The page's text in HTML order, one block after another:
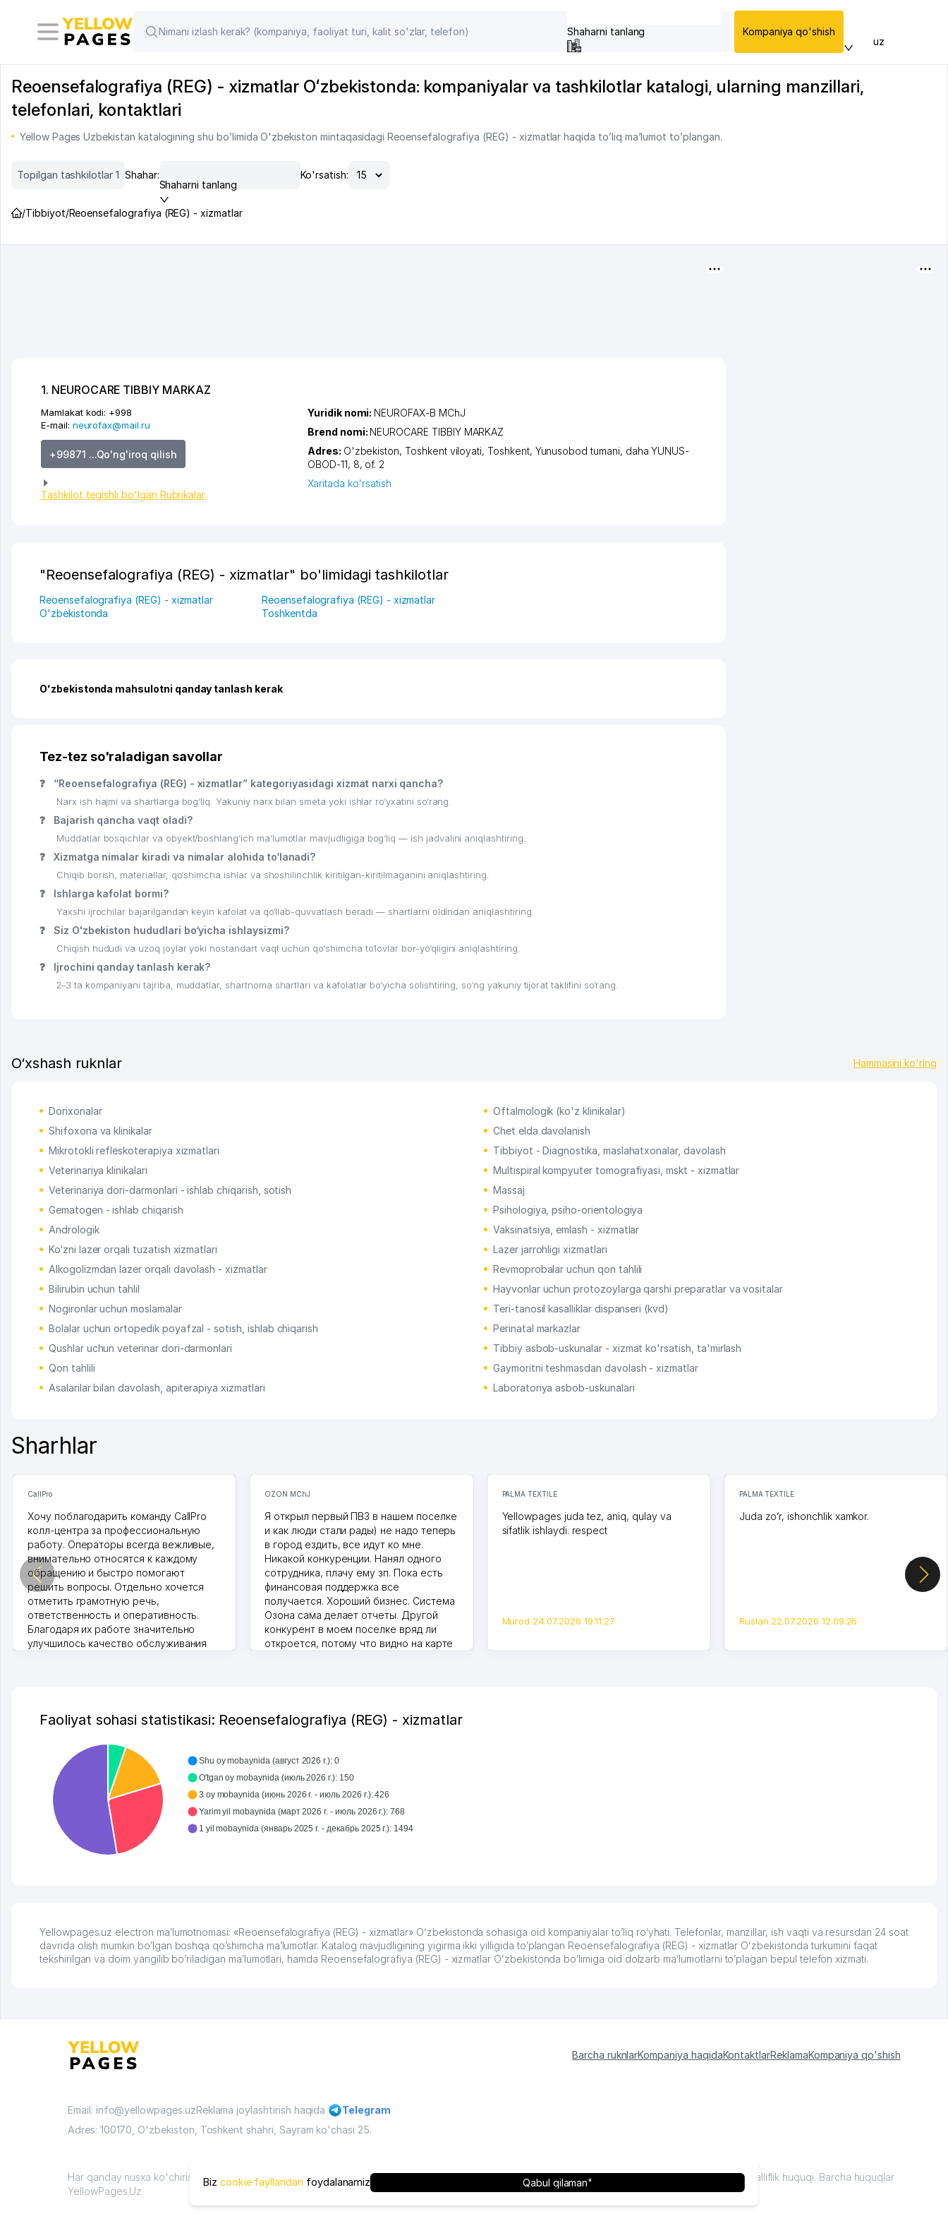
Shaharni tanlang Kompaniya qo'shish
uz
Reoensefalografiya (REG) - xizmatlar Oʻzbekistonda: kompaniyalar va tashkilotlar katalogi, ularning manzillari,
telefonlari, kontaktlari
Yellow Pages Uzbekistan katalogining shu bo’limida O'zbekiston mintaqasidagi Reoensefalografiya (REG) - xizmatlar haqida to’liq ma’lumot to’plangan.
Topilgan tashkilotlar 1 Shahar:
Shaharni tanlang
Ko'rsatish:
/Tibbiyot/Reoensefalografiya (REG) - xizmatlar
1. NEUROCARE TIBBIY MARKAZ
Mamlakat kodi: +998
E-mail: neurofax@mail.ru
+99871 ...Qo'ng'iroq qilish
Tashkilot tegishli bo'lgan Rubrikalar
Yuridik nomi: NEUROFAX-B MChJ
Brend nomi: NEUROCARE TIBBIY MARKAZ
Adres: O'zbekiston,Toshkent viloyati,Toshkent, Yunusobod tumani, daha YUNUS-
OBOD-11, 8, of. 2
Xaritada ko'rsatish
"Reoensefalografiya (REG) - xizmatlar" bo'limidagi tashkilotlar
Reoensefalografiya (REG) - xizmatlar
O'zbekistonda
Reoensefalografiya (REG) - xizmatlar
Toshkentda
Oʻzbekistonda mahsulotni qanday tanlash kerak
Tez-tez so'raladigan savollar
❓ “Reoensefalografiya (REG) - xizmatlar” kategoriyasidagi xizmat narxi qancha?
Narx ish hajmi va shartlarga bog‘liq. Yakuniy narx bilan smeta yoki ishlar ro‘yxatini so‘rang.
❓ Bajarish qancha vaqt oladi?
Muddatlar bosqichlar va obyekt/boshlang‘ich ma’lumotlar mavjudligiga bog‘liq — ish jadvalini aniqlashtiring.
❓ Xizmatga nimalar kiradi va nimalar alohida to‘lanadi?
Chiqib borish, materiallar, qo‘shimcha ishlar va shoshilinchlik kiritilgan-kiritilmaganini aniqlashtiring.
❓ Ishlarga kafolat bormi?
Yaxshi ijrochilar bajarilgandan keyin kafolat va qo‘llab-quvvatlash beradi — shartlarni oldindan aniqlashtiring.
❓ Siz O'zbekiston hududlari bo‘yicha ishlaysizmi?
Chiqish hududi va uzoq joylar yoki nostandart vaqt uchun qo‘shimcha to‘lovlar bor-yo‘qligini aniqlashtiring.
❓ Ijrochini qanday tanlash kerak?
2–3 ta kompaniyani tajriba, muddatlar, shartnoma shartlari va kafolatlar bo‘yicha solishtiring, so‘ng yakuniy tijorat taklifini so‘rang.
O‘xshash ruknlar Hammasini ko'ring
Dorixonalar
Oftalmologik (ko'z klinikalar)
Shifoxona va klinikalar
Chet elda davolanish
Mikrotokli refleskoterapiya xizmatlari
Tibbiyot - Diagnostika, maslahatxonalar, davolash
Veterinariya klinikalari
Multispiral kompyuter tomografiyasi, mskt - xizmatlar
Veterinariya dori-darmonlari - ishlab chiqarish, sotish
Massaj
Gematogen - ishlab chiqarish
Psihologiya, psiho-orientologiya
Andrologik
Vaksinatsiya, emlash - xizmatlar
Ko‘zni lazer orqali tuzatish xizmatlari
Lazer jarrohligi xizmatlari
Alkogolizmdan lazer orqali davolash - xizmatlar
Revmoprobalar uchun qon tahlili
Bilirubin uchun tahlil
Hayvonlar uchun protozoylarga qarshi preparatlar va vositalar
Nogironlar uchun moslamalar
Teri-tanosil kasalliklar dispanseri (kvd)
Bolalar uchun ortopedik poyafzal - sotish, ishlab chiqarish
Perinatal markazlar
Qushlar uchun veterinar dori-darmonlari
Tibbiy asbob-uskunalar - xizmat ko'rsatish, ta'mirlash
Qon tahlili
Gaymoritni teshmasdan davolash - xizmatlar
Asalarilar bilan davolash, apiterapiya xizmatlari
Laboratoriya asbob-uskunalari
Sharhlar
CallPro
Хочу поблагодарить команду CallPro
колл-центра за профессиональную
работу. Операторы всегда вежливые,
внимательно относятся к каждому
обращению и быстро помогают
решить вопросы. Отдельно хочется
отметить грамотную речь,
ответственность и оперативность.
Благодаря их работе значительно
улучшилось качество обслуживания
OZON MChJ
Я открыл первый ПВЗ в нашем поселке
и как люди стали рады) не надо теперь
в город ездить, все идут ко мне.
Никакой конкуренции. Нанял одного
сотрудника, плачу ему зп. Пока есть
финансовая поддержка все
получается. Хороший бизнес. Система
Озона сама делает отчеты. Другой
конкурент в моем поселке вряд ли
откроется, потому что видно на карте
PALMA TEXTILE
Yellowpages juda tez, aniq, qulay va
sifatlik ishlaydi. respect
Murod 24.07.2026 19:11:27
PALMA TEXTILE
Juda zo’r, ishonchlik xamkor.
Ruslan 22.07.2026 12:09:26
Faoliyat sohasi statistikasi: Reoensefalografiya (REG) - xizmatlar
Shu oy mobaynida (август 2026 г.): 0
O'tgan oy mobaynida (июль 2026 г.): 150
3 oy mobaynida (июнь 2026 г. - июль 2026 г.): 426
Yarim yil mobaynida (март 2026 г. - июль 2026 г.): 768
1 yil mobaynida (январь 2025 г. - декабрь 2025 г.): 1494
Yellowpages.uz electron ma’lumotnomasi: «Reoensefalografiya (REG) - xizmatlar» Oʻzbekistonda sohasiga oid kompaniyalar to’liq ro’yhati. Telefonlar, manzillar, ish vaqti va resursdan 24 soat
davrida olish mumkin bo’lgan boshqa qo’shimcha ma’lumotlar. Katalog mavjudligining yigirma ikki yilligida to’plangan Reoensefalografiya (REG) - xizmatlar Oʻzbekistonda turkumini faqat
tekshirilgan va doim yangilib bo’riladigan ma’lumotlari, hamda Reoensefalografiya (REG) - xizmatlar Oʻzbekistonda bo’limiga oid dolzarb ma’lumotlarni to’plagan bepul telefon xizmati.
Barcha ruknlarKompaniya haqidaKontaktlarReklamaKompaniya qo'shish
Email: info@yellowpages.uzReklama joylashtirish haqida
Telegram
Adres: 100170, O'zbekiston, Toshkent shahri, Sayram ko'chasi 25.
Har qanday nusxa ko'chirish materiallari faqat sayt ma'muriyatining ruxsati bilan mumkin
YellowPages.Uz
O'zbekiston, 2009 - 2026 / O'zbekiston "sariq sahifalar"mualliflik huquqi. Barcha huquqlar
himoyalangan.
Biz cookie fayllaridan foydalanamiz Qabul qilaman"